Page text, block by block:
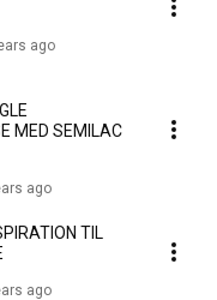
ago
MED SEMILAC
ago
TIL
ago